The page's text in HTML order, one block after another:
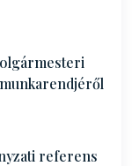
referens